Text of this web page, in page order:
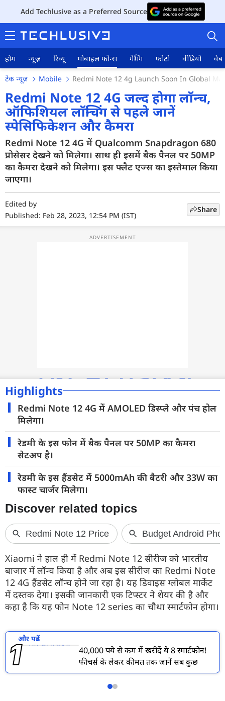
Add Techlusive as a Preferred Source
होम न्यूज़ रिव्यू मोबाइल फोन्स गेमिंग फोटो वीडियो वेब
होम
न्यूज़
रिव्यू
मोबाइल फोन्स
गेमिंग
टेक न्यूज़ Mobile Redmi Note 12 4g Launch Soon In Global
Redmi Note 12 4G जल्द होगा लॉन्च,
ऑफिशियल लॉन्चिंग से पहले जानें
स्पेसिफिकेशन और कैमरा
Redmi Note 12 4G में Qualcomm Snapdragon 680
प्रोसेसर देखने को मिलेगा। साथ ही इसमें बैक पैनल पर 50MP
का कैमरा देखने को मिलेगा। इस फ्लैट एज्स का इस्तेमाल किया
जाएगा।
Edited by
Published: Feb 28, 2023, 12:54 PM (IST)
Share
Highlights
Redmi Note 12 4G में AMOLED डिस्प्ले और पंच होल
मिलेगा।
रेडमी के इस फोन में बैक पैनल पर 50MP का कैमरा
सेटअप है।
रेडमी के इस हैंडसेट में 5000mAh की बैटरी और 33W का
फास्ट चार्जर मिलेगा।
Xiaomi ने हाल ही में Redmi Note 12 सीरीज को भारतीय
बाजार में लॉन्च किया है और अब इस सीरीज का Redmi Note
12 4G हैंडसेट लॉन्च होने जा रहा है। यह डिवाइस ग्लोबल मार्केट
में दस्तक देगा। इसकी जानकारी एक टिप्स्टर ने शेयर की है और
कहा है कि यह फोन Note 12 series का चौथा स्मार्टफोन होगा।
और पढें
40,000 रुपये से कम में खरीदें ये 8 स्मार्टफोन!
फीचर्स के लेकर कीमत तक जानें सब कुछ